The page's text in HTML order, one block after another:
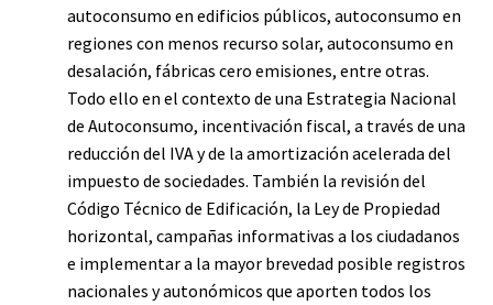
autoconsumo en edificios públicos, autoconsumo en
regiones con menos recurso solar, autoconsumo en
desalación, fábricas cero emisiones, entre otras.
Todo ello en el contexto de una Estrategia Nacional
de Autoconsumo, incentivación fiscal, a través de una
reducción del IVA y de la amortización acelerada del
impuesto de sociedades. También la revisión del
Código Técnico de Edificación, la Ley de Propiedad
horizontal, campañas informativas a los ciudadanos
e implementar a la mayor brevedad posible registros
nacionales y autonómicos que aporten todos los